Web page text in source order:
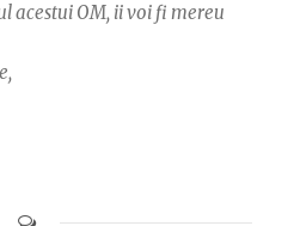
acestui OM, ii voi fi mereu